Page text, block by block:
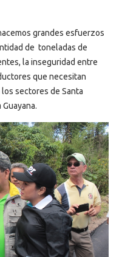
grandes esfuerzos
de toneladas de
la inseguridad entre
que necesitan
sectores de Santa